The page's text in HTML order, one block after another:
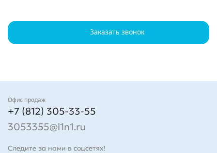
Заказать звонок
Контакты
Офис продаж
+7 (812) 305-33-55
3053355@l1n1.ru
Следите за нами в соцсетях!